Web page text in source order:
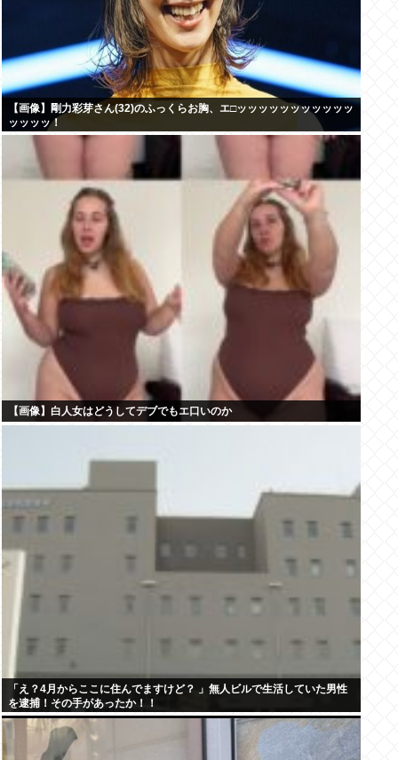
【画像】剛力彩芽さん(32)のふっくらお胸、エ□ッッッッッッッッッッッ
ッッッッ！
【画像】白人女はどうしてデブでもエ口いのか
「え？4月からここに住んでますけど？ 」無人ビルで生活していた男性
を逮捕！その手があったか！！